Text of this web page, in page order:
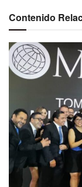
Contenido